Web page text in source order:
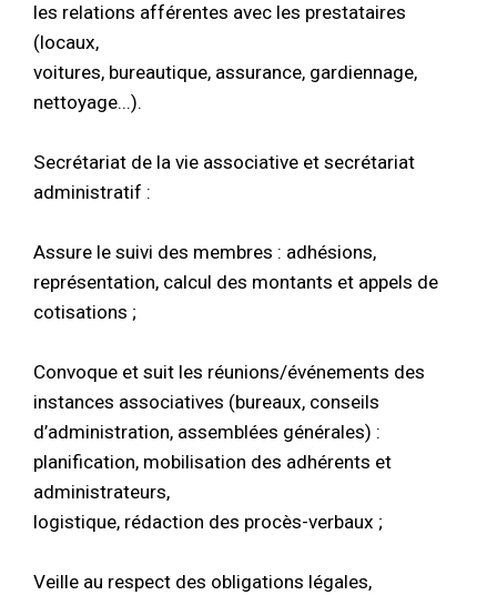
les relations afférentes avec les prestataires
(locaux,
voitures, bureautique, assurance, gardiennage,
nettoyage...).
Secrétariat de la vie associative et secrétariat
administratif :
Assure le suivi des membres : adhésions,
représentation, calcul des montants et appels de
cotisations ;
Convoque et suit les réunions/événements des
instances associatives (bureaux, conseils
d’administration, assemblées générales) :
planification, mobilisation des adhérents et
administrateurs,
logistique, rédaction des procès-verbaux ;
Veille au respect des obligations légales,